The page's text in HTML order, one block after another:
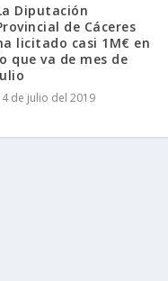
Diputación
de Cáceres
licitado casi 1M€ en
que va de mes de
de julio del 2019